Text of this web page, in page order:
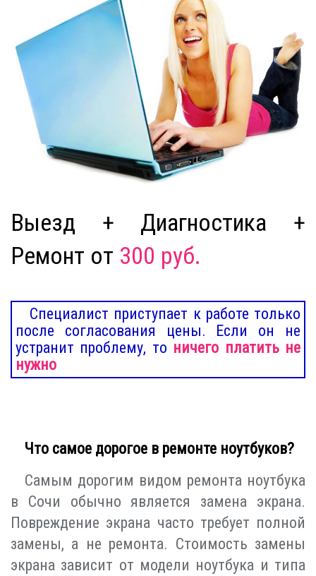
Выезд + Диагностика +
Ремонт от 300 руб.
Специалист приступает к работе только
после согласования цены. Если он не
устранит проблему, то ничего платить не
нужно
Что самое дорогое в ремонте ноутбуков?
Самым дорогим видом ремонта ноутбука
в Сочи обычно является замена экрана.
Повреждение экрана часто требует полной
замены, а не ремонта. Стоимость замены
экрана зависит от модели ноутбука и типа